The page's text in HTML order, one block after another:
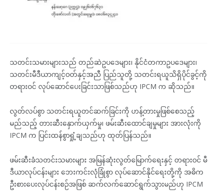
သတင်းသမားများသည် တည်ဆဲဥပဒေများ၊ နိုင်ငံတကာဥပဒေများ၊
သတင်းမီဒီယာကျင့်ဝတ်နှင့်အညီ ပြည်သူတို့ သတင်းရယူသိရှိပိုင်ခွင့်ကို
တရားဝင် လုပ်ဆောင်ပေးခြင်းသာဖြစ်သည်ဟု IPCM က ဆိုသည်။
လွတ်လပ်စွာ သတင်းရယူတင်ဆက်ခြင်းကို ဟန့်တားမှုဖြစ်စေသည့်
မည်သည့် တားဆီးနှောက်ယှက်မှု၊ ဖမ်းဆီးထောင်ချမှုများ အားလုံးကို
IPCM က ပြင်းထန်စွာရှုံ့ချသည်ဟု ထုတ်ပြန်သည်။
ဖမ်းဆီးခံသတင်းသမားများ အမြန်ဆုံးလွတ်မြောက်ရေးနှင့် တရားဝင် မီ
ဒီယာလုပ်ငန်းများ ဘေးကင်းလုံခြုံစွာ လုပ်ဆောင်နိုင်ရေးတို့ကို အဓိက
ဦးစားပေးလုပ်ငန်းစဉ်အဖြစ် ဆက်လက်ဆောင်ရွက်သွားမည်ဟု IPCM